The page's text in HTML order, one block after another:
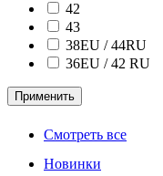
42
43
38ЕU / 44RU
36EU / 42 RU
Применить
Смотреть все
Новинки